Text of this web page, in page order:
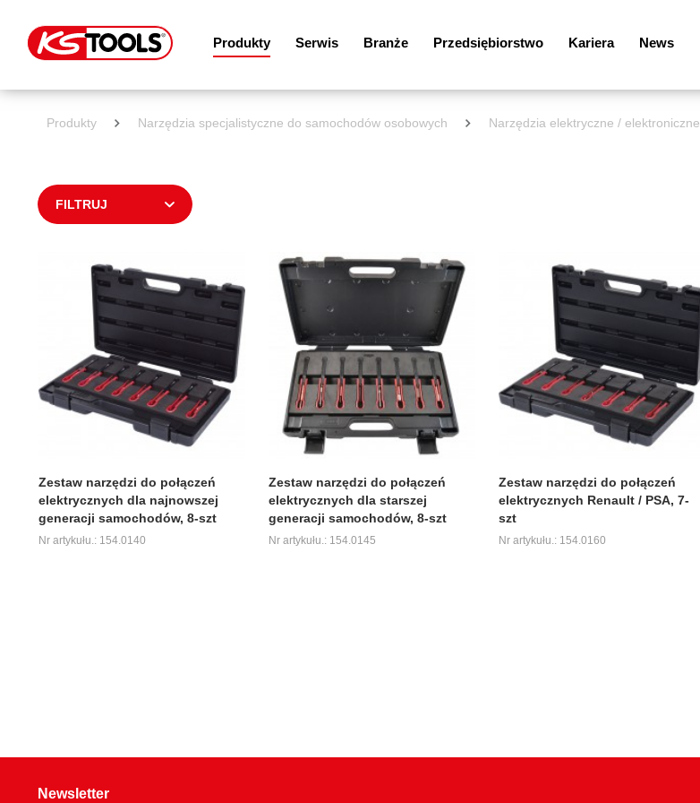
Produkty Serwis Branże Przedsiębiorstwo Kariera News
Produkty Narzędzia specjalistyczne do samochodów osobowych Narzędzia elektryczne / elektroniczne
FILTRUJ
Zestaw narzędzi do połączeń
elektrycznych dla najnowszej
generacji samochodów, 8-szt
Nr artykułu.: 154.0140
Zestaw narzędzi do połączeń
elektrycznych dla starszej
generacji samochodów, 8-szt
Nr artykułu.: 154.0145
Zestaw narzędzi do połączeń
elektrycznych Renault / PSA, 7-
szt
Nr artykułu.: 154.0160
Newsletter